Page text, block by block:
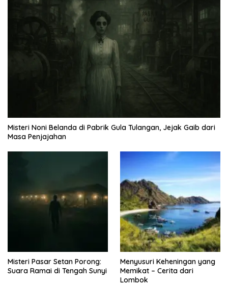
Misteri Noni Belanda di Pabrik Gula Tulangan, Jejak Gaib dari
Masa Penjajahan
Misteri Pasar Setan Porong:
Suara Ramai di Tengah Sunyi
Menyusuri Keheningan yang
Memikat – Cerita dari
Lombok